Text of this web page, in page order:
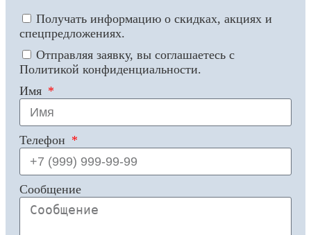
Получать информацию о скидках, акциях и
спецпредложениях.
Отправляя заявку, вы соглашаетесь с
Политикой конфиденциальности.
Имя
Телефон
Сообщение